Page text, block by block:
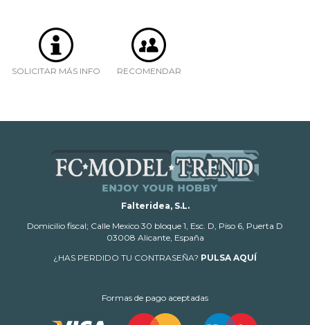
SOLICITAR MÁS INFO RECOMENDAR
Falteridea, S.L.
Domicilio fiscal; Calle Mexico 30 bloque 1, Esc. D, Piso 6, Puerta D
03008 Alicante, España
¿HAS PERDIDO TU CONTRASEÑA? PULSA AQUÍ
Formas de pago aceptadas